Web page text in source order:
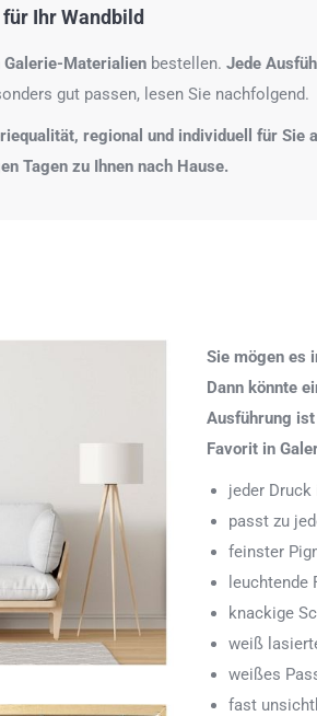
Ihr Wandbild
Materialien bestellen. Jede
gut passen, lesen Sie nachfolgend.
regional und individuell für
Tagen zu Ihnen nach Hause.
Sie mögen es
Dann könnte
Ausführung
Favorit in
jeder
passt zu
feinster
leuchtende
knackige
weiß
weißes
fast